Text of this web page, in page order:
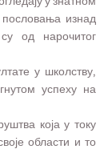
изнад
од нарочитог
у школству,
успеху на
која у току
области и то